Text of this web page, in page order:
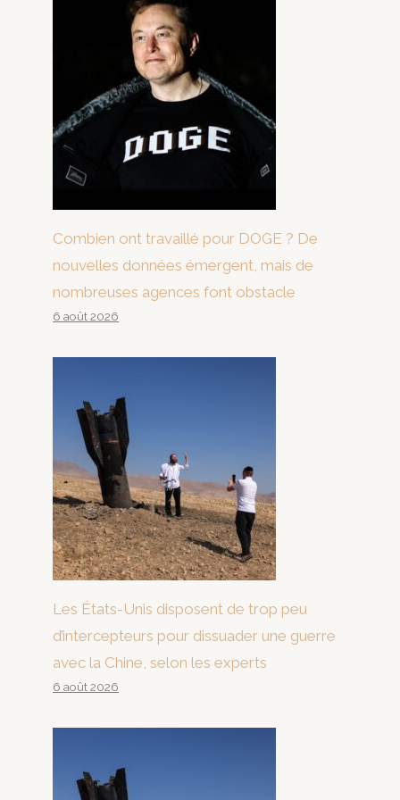
Combien ont travaillé pour DOGE ? De
nouvelles données émergent, mais de
nombreuses agences font obstacle
6 août 2026
Les États-Unis disposent de trop peu
d’intercepteurs pour dissuader une guerre
avec la Chine, selon les experts
6 août 2026